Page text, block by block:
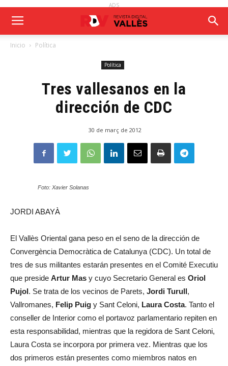
ADS
Inicio Política
Política
Tres vallesanos en la
dirección de CDC
30 de març de 2012
Foto: Xavier Solanas
JORDI ABAYÀ
El Vallès Oriental gana peso en el seno de la dirección de
Convergència Democràtica de Catalunya (CDC). Un total de
tres de sus militantes estarán presentes en el Comité Executiu
que preside Artur Mas y cuyo Secretario General es Oriol
Pujol. Se trata de los vecinos de Parets, Jordi Turull,
Vallromanes, Felip Puig y Sant Celoni, Laura Costa. Tanto el
conseller de Interior como el portavoz parlamentario repiten en
esta responsabilidad, mientras que la regidora de Sant Celoni,
Laura Costa se incorpora por primera vez. Mientras que los
dos primeros están presentes como miembros natos en